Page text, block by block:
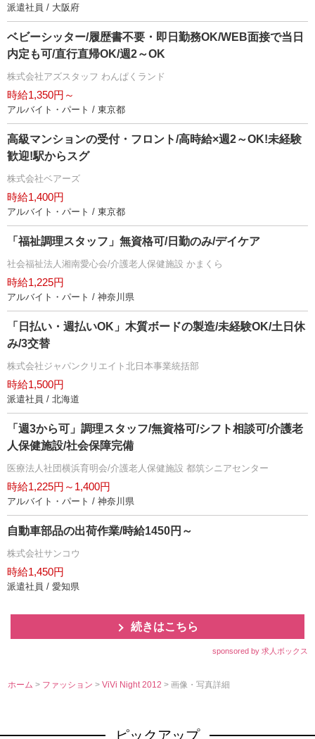
派遣社員 / 大阪府
ベビーシッター/履歴書不要・即日勤務OK/WEB面接で当日
内定も可/直行直帰OK/週2～OK
株式会社アズスタッフ わんぱくランド
時給1,350円～
アルバイト・パート / 東京都
高級マンションの受付・フロント/高時給×週2～OK!未経験
歓迎!駅からスグ
株式会社ベアーズ
時給1,400円
アルバイト・パート / 東京都
「福祉調理スタッフ」無資格可/日勤のみ/デイケア
社会福祉法人湘南愛心会/介護老人保健施設 かまくら
時給1,225円
アルバイト・パート / 神奈川県
「日払い・週払いOK」木質ボードの製造/未経験OK/土日休
み/3交替
株式会社ジャパンクリエイト北日本事業統括部
時給1,500円
派遣社員 / 北海道
「週3から可」調理スタッフ/無資格可/シフト相談可/介護老
人保健施設/社会保障完備
医療法人社団横浜育明会/介護老人保健施設 都筑シニアセンター
時給1,225円～1,400円
アルバイト・パート / 神奈川県
自動車部品の出荷作業/時給1450円～
株式会社サンコウ
時給1,450円
派遣社員 / 愛知県
続きはこちら
sponsored by 求人ボックス
ホーム > ファッション>ViVi Night 2012> 画像・写真詳細
ピックアップ